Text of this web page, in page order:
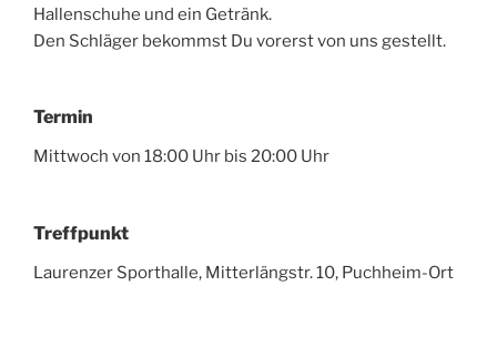
Hallenschuhe und ein Getränk.
Den Schläger bekommst Du vorerst von uns gestellt.
Termin
Mittwoch von 18:00 Uhr bis 20:00 Uhr
Treffpunkt
Laurenzer Sporthalle, Mitterlängstr. 10, Puchheim-Ort